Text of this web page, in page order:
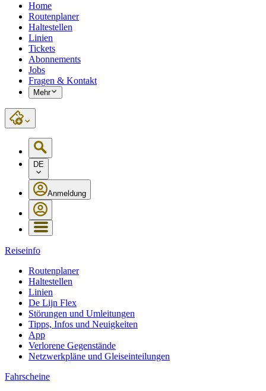
Home
Routenplaner
Haltestellen
Linien
Tickets
Abonnements
Jobs
Fragen & Kontakt
Mehr
DE
Anmeldung
Reiseinfo
Routenplaner
Haltestellen
Linien
De Lijn Flex
Störungen und Umleitungen
Tipps, Infos und Neuigkeiten
App
Verlorene Gegenstände
Netzwerkpläne und Gleiseinteilungen
Fahrscheine